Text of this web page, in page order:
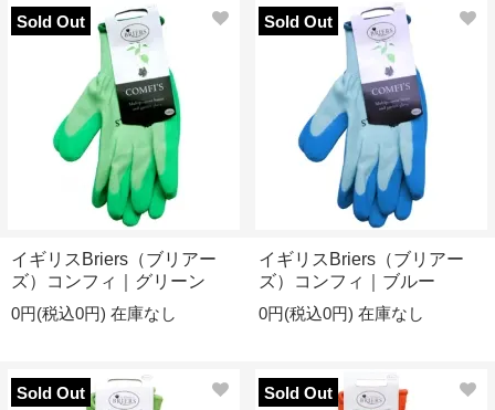
Sold Out
イギリスBriers（ブリアー
ズ）コンフィ｜グリーン
0円(税込0円) 在庫なし
Sold Out
イギリスBriers（ブリアー
ズ）コンフィ｜ブルー
0円(税込0円) 在庫なし
Sold Out Sold Out